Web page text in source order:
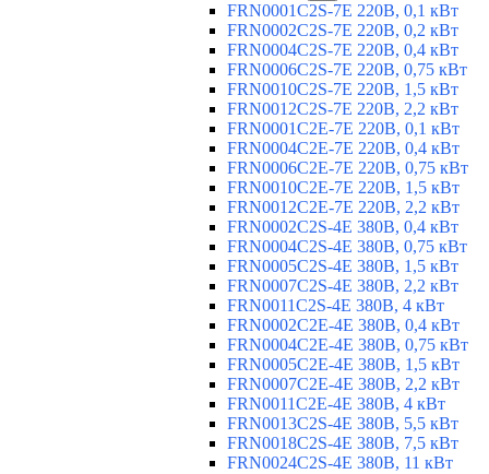
FRN0001C2S-7E 220В, 0,1 кВт
FRN0002C2S-7E 220В, 0,2 кВт
FRN0004C2S-7E 220В, 0,4 кВт
FRN0006C2S-7E 220В, 0,75 кВт
FRN0010C2S-7E 220В, 1,5 кВт
FRN0012C2S-7E 220В, 2,2 кВт
FRN0001C2E-7E 220В, 0,1 кВт
FRN0004C2E-7E 220В, 0,4 кВт
FRN0006C2E-7E 220В, 0,75 кВт
FRN0010C2E-7E 220В, 1,5 кВт
FRN0012C2E-7E 220В, 2,2 кВт
FRN0002C2S-4E 380В, 0,4 кВт
FRN0004C2S-4E 380В, 0,75 кВт
FRN0005C2S-4E 380В, 1,5 кВт
FRN0007C2S-4E 380В, 2,2 кВт
FRN0011C2S-4E 380В, 4 кВт
FRN0002C2E-4E 380В, 0,4 кВт
FRN0004C2E-4E 380В, 0,75 кВт
FRN0005C2E-4E 380В, 1,5 кВт
FRN0007C2E-4E 380В, 2,2 кВт
FRN0011C2E-4E 380В, 4 кВт
FRN0013C2S-4E 380В, 5,5 кВт
FRN0018C2S-4E 380В, 7,5 кВт
FRN0024C2S-4E 380В, 11 кВт